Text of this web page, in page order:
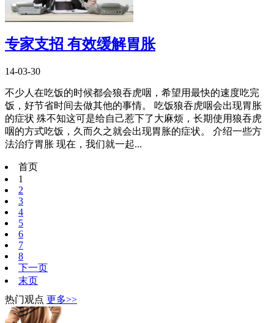
专家支招 有效缓解胃胀
14-03-30
不少人在吃饭的时候都会狼吞虎咽，希望用最快的速度吃完
饭，好节省时间去做其他的事情。 吃饭狼吞虎咽会出现胃胀
的症状 殊不知这可是给自己惹下了大麻烦，长期使用狼吞虎
咽的方式吃饭，久而久之就会出现胃胀的症状。 介绍一些方
法治疗胃胀 现在，我们就一起...
首页
1
2
3
4
5
6
7
8
下一页
末页
热门观点 更多>>